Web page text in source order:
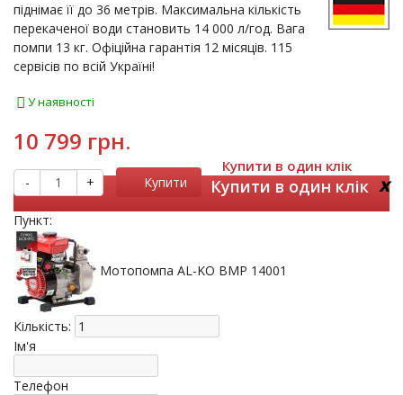
піднімає її до 36 метрів. Максимальна кількість
перекаченої води становить 14 000 л/год. Вага
помпи 13 кг. Офіційна гарантія 12 місяців. 115
сервісів по всій Україні!
У наявності
10 799 грн.
- + Купити
Купити в один клік
Купити в один клік x
Пункт:
Мотопомпа AL-KO BMP 14001
Кількість:
Ім'я
Телефон